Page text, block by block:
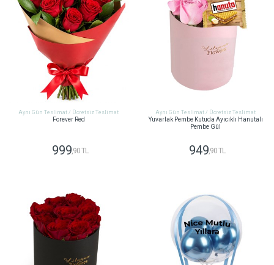
Aynı Gün Teslimat / Ücretsiz Teslimat
Forever Red
999,90 TL
Aynı Gün Teslimat / Ücretsiz Teslimat
Yuvarlak Pembe Kutuda Ayıcıklı Hanutalı
Pembe Gül
949,90 TL